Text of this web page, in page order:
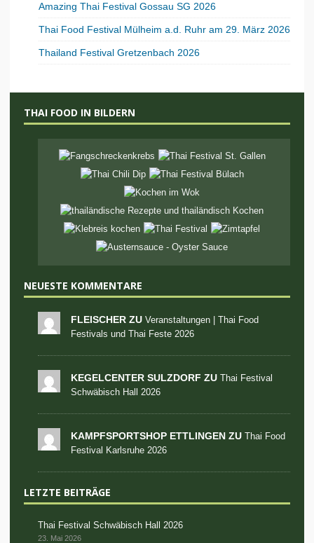
Amazing Thai Festival Gossau SG 2026
Thai Food Festival Mülheim a.d. Ruhr am 29. März 2026
Thailand Festival Gretzenbach 2026
THAI FOOD IN BILDERN
NEUESTE KOMMENTARE
FLEISCHER ZU Veranstaltungen | Thai Food
Festivals und Thai Feste 2026
KEGELCENTER SULZDORF ZU Thai Festival
Schwäbisch Hall 2026
KAMPFSPORTSHOP ETTLINGEN ZU Thai Food
Festival Karlsruhe 2026
LETZTE BEITRÄGE
Thai Festival Schwäbisch Hall 2026
23. Mai 2026